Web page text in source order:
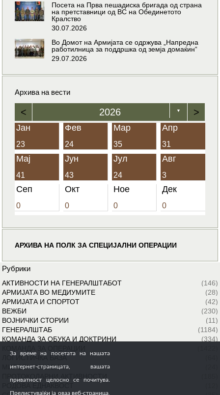
Посета на Прва пешадиска бригада од страна
на претставници од ВС на Обединетото
Кралство
30.07.2026
Во Домот на Армијата се одржува „Напредна
работилница за поддршка од земја домаќин“
29.07.2026
Архива на вести
< 2026 ▼ >
Јан
23
Фев
24
Мар
35
Апр
31
Мај
41
Јун
43
Јул
24
Авг
3
Сеп
0
Окт
0
Ное
0
Дек
0
АРХИВА НА ПОЛК ЗА СПЕЦИЈАЛНИ ОПЕРАЦИИ
Рубрики
АКТИВНОСТИ НА ГЕНЕРАЛШТАБОТ
(146)
АРМИЈАТА ВО МЕДИУМИТЕ
(28)
АРМИЈАТА И СПОРТОТ
(42)
ВЕЖБИ
(230)
ВОЈНИЧКИ СТОРИИ
(11)
ГЕНЕРАЛШТАБ
(1184)
КОМАНДА ЗА ОБУКА И ДОКТРИНИ
(334)
ЛОГИСТИЧКА БАЗА
МИРОВНИ МИСИИ
За време на посетата на нашата
интернет-страницата, вашата
приватност целосно се почитува.
Прелистувајќи ја оваа веб-страница,